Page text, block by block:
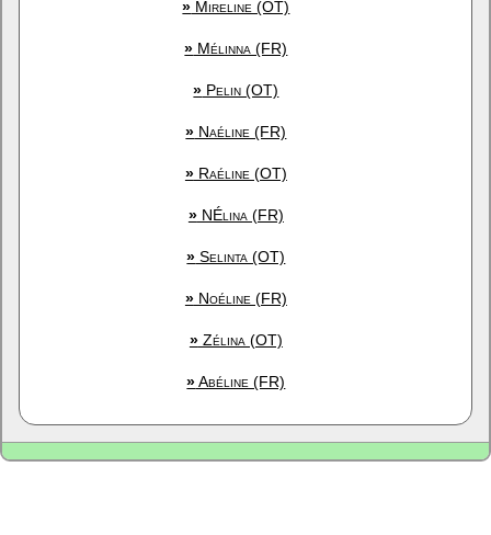
» Mireline (OT)
» Mélinna (FR)
» Pelin (OT)
» Naéline (FR)
»Raéline (OT)
»NÉlina (FR)
» Selinta (OT)
»Noéline (FR)
»Zélina (OT)
»Abéline (FR)